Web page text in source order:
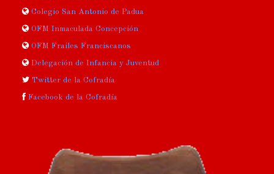
Colegio San Antonio de Padua
OFM Inmaculada Concepción
OFM Frailes Franciscanos
Delegación de Infancia y Juventud
Twitter de la Cofradía
Facebook de la Cofradía